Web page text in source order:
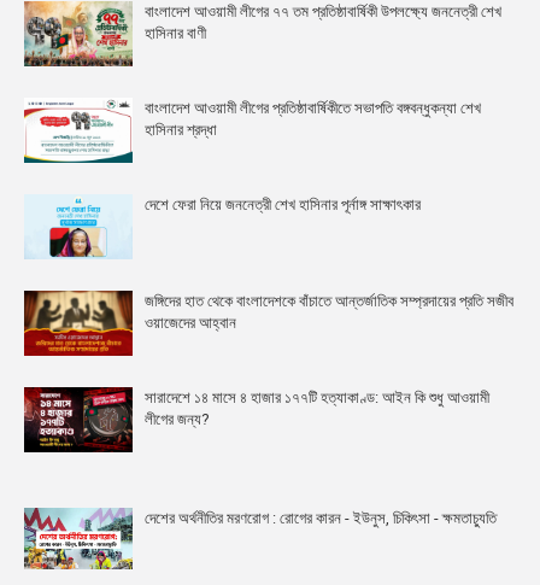
বাংলাদেশ আওয়ামী লীগের ৭৭ তম প্রতিষ্ঠাবার্ষিকী উপলক্ষ্যে জননেত্রী শেখ
হাসিনার বাণী
বাংলাদেশ আওয়ামী লীগের প্রতিষ্ঠাবার্ষিকীতে সভাপতি বঙ্গবন্ধুকন্যা শেখ
হাসিনার শ্রদ্ধা
দেশে ফেরা নিয়ে জননেত্রী শেখ হাসিনার পূর্নাঙ্গ সাক্ষাৎকার
জঙ্গিদের হাত থেকে বাংলাদেশকে বাঁচাতে আন্তর্জাতিক সম্প্রদায়ের প্রতি সজীব
ওয়াজেদের আহ্বান
সারাদেশে ১৪ মাসে ৪ হাজার ১৭৭টি হত্যাকাণ্ড: আইন কি শুধু আওয়ামী
লীগের জন্য?
দেশের অর্থনীতির মরণরোগ : রোগের কারন - ইউনুস, চিকিৎসা - ক্ষমতাচ্যুতি